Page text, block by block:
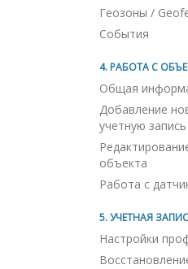
Геозоны /
События
4. РАБОТА С
Общая
Добавление
учетную запись
объекта
Работа с
5. УЧЕТНАЯ
Настройки